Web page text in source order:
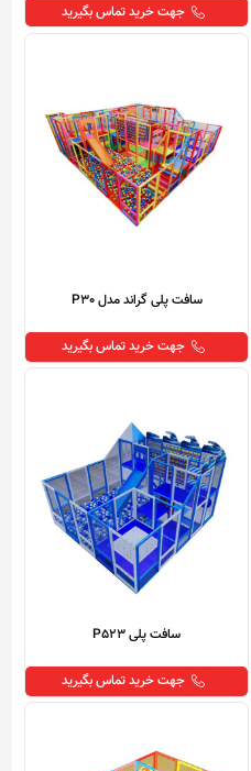
جهت خرید تماس بگیرید
سافت پلی گراند مدل P30
جهت خرید تماس بگیرید
سافت پلی P523
جهت خرید تماس بگیرید